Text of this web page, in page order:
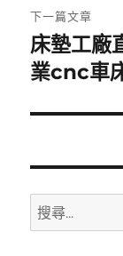
章:
下一篇文章
下
一
文
床墊工廠
業cnc車
搜
尋